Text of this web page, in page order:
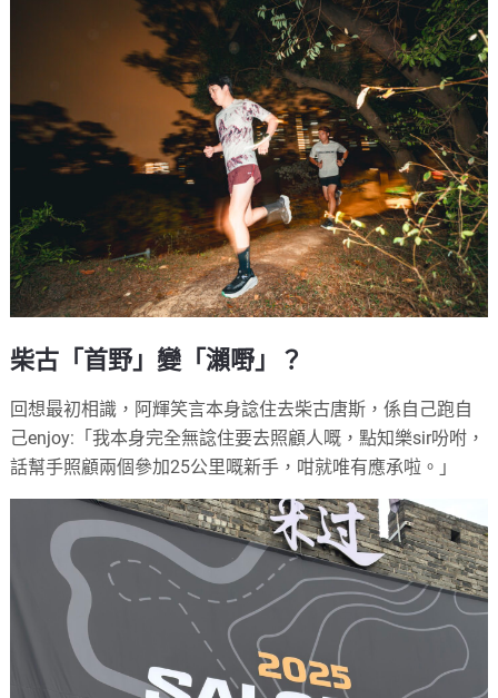
柴古「首野」變「瀨嘢」？
回想最初相識，阿輝笑言本身諗住去柴古唐斯，係自己跑自
己enjoy: 「我本身完全無諗住要去照顧人嘅，點知樂sir吩咐，
話幫手照顧兩個參加25公里嘅新手，咁就唯有應承啦。」